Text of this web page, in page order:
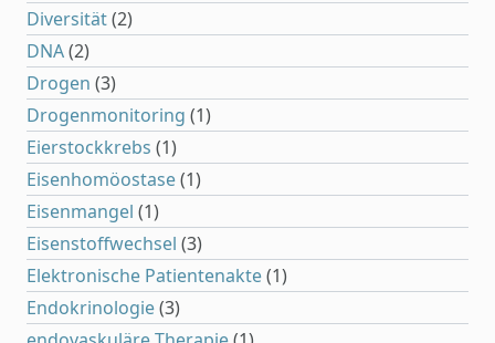
Diversität(2)
DNA(2)
Drogen (3)
Drogenmonitoring (1)
Eierstockkrebs (1)
Eisenhomöostase(1)
Eisenmangel (1)
Eisenstoffwechsel (3)
Elektronische Patientenakte(1)
Endokrinologie(3)